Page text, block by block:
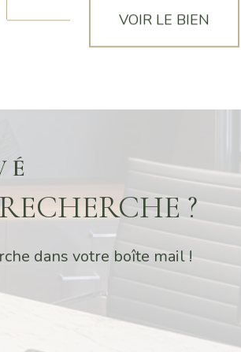
VOIR LE BIEN
?
dans votre boîte mail !